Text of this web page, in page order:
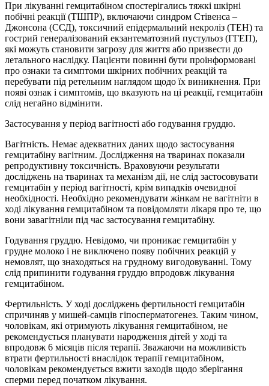
При лікуванні гемцитабіном спостерігались тяжкі шкірні
побічні реакції (ТШПР), включаючи синдром Стівенса –
Джонсона (ССД), токсичний епідермальний некроліз (ТЕН) та
гострий генералізований екзантематозний пустульоз (ГГЕП),
які можуть становити загрозу для життя або призвести до
летального наслідку. Пацієнти повинні бути проінформовані
про ознаки та симптоми шкірних побічних реакцій та
перебувати під ретельним наглядом щодо їх виникнення. При
появі ознак і симптомів, що вказують на ці реакції, гемцитабін
слід негайно відмінити.
Застосування у період вагітності або годування груддю.
Вагітність. Немає адекватних даних щодо застосування
гемцитабіну вагітним. Дослідження на тваринах показали
репродуктивну токсичність. Враховуючи результати
досліджень на тваринах та механізм дії, не слід застосовувати
гемцитабін у період вагітності, крім випадків очевидної
необхідності. Необхідно рекомендувати жінкам не вагітніти в
ході лікування гемцитабіном та повідомляти лікаря про те, що
вони завагітніли під час застосування гемцитабіну.
Годування груддю. Невідомо, чи проникає гемцитабін у
грудне молоко і не виключено появу побічних реакцій у
немовлят, що знаходяться на грудному вигодовуванні. Тому
слід припинити годування груддю впродовж лікування
гемцитабіном.
Фертильність. У ході досліджень фертильності гемцитабін
спричиняв у мишей-самців гіпосперматогенез. Таким чином,
чоловікам, які отримують лікування гемцитабіном, не
рекомендується планувати народження дітей у ході та
впродовж 6 місяців після терапії. Зважаючи на можливість
втрати фертильності внаслідок терапії гемцитабіном,
чоловікам рекомендується вжити заходів щодо зберігання
сперми перед початком лікування.